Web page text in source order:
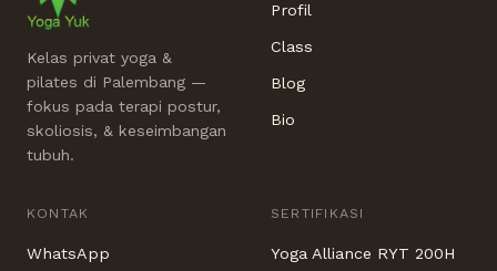
Kelas privat yoga &
pilates di Palembang —
fokus pada terapi postur,
skoliosis, & keseimbangan
tubuh.
Profil
Class
Blog
Bio
KONTAK
WhatsApp
SERTIFIKASI
Yoga Alliance RYT 200H